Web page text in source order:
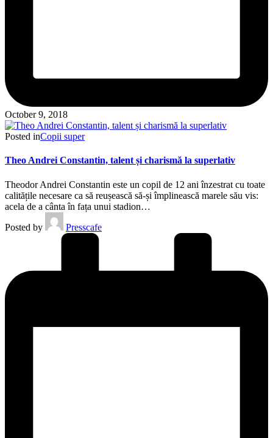
October 9, 2018
Posted inCopii super
Theo Andrei Constantin, talent și charismă la superlativ
Theodor Andrei Constantin este un copil de 12 ani înzestrat cu toate
calitățile necesare ca să reușească să-și împlinească marele său vis:
acela de a cânta în fața unui stadion…
Posted by
Presscafe